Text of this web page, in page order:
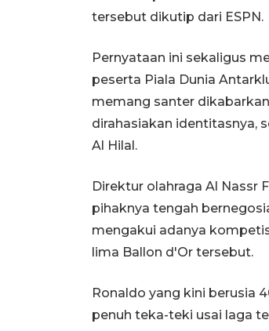
tersebut dikutip dari ESPN.
Pernyataan ini sekaligus
peserta Piala Dunia
memang santer
dirahasiakan identitasnya,
Al Hilal.
Direktur olahraga Al Nassr
pihaknya tengah
mengakui adanya
lima Ballon d'Or tersebut.
Ronaldo yang kini berusia
penuh teka-teki usai laga